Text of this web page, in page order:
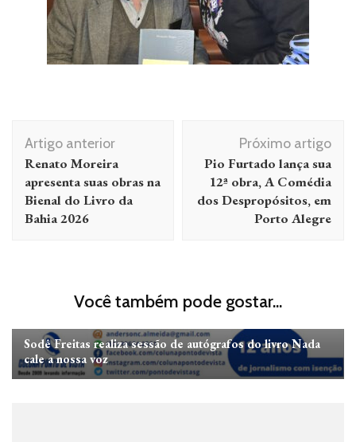
Artigo anterior
Renato Moreira
apresenta suas obras na
Bienal do Livro da
Bahia 2026
Próximo artigo
Pio Furtado lança sua
12ª obra, A Comédia
dos Despropósitos, em
Porto Alegre
Você também pode gostar...
Sodê Freitas realiza sessão de autógrafos do livro Nada
cale a nossa voz